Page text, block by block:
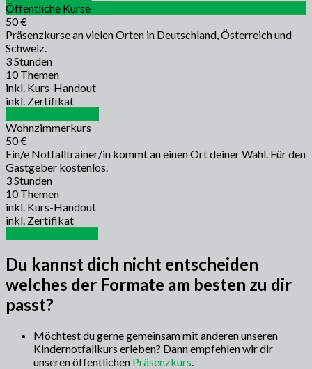
Öffentliche Kurse
50 €
Präsenzkurse an vielen Orten in Deutschland, Österreich und
Schweiz.
3 Stunden
10 Themen
inkl. Kurs-Handout
inkl. Zertifikat
Wohnzimmerkurs
50 €
Ein/e Notfalltrainer/in kommt an einen Ort deiner Wahl. Für den
Gastgeber kostenlos.
3 Stunden
10 Themen
inkl. Kurs-Handout
inkl. Zertifikat
Du kannst dich nicht entscheiden
welches der Formate am besten zu dir
passt?
Möchtest du gerne gemeinsam mit anderen unseren
Kindernotfallkurs erleben? Dann empfehlen wir dir
unseren öffentlichen Präsenzkurs